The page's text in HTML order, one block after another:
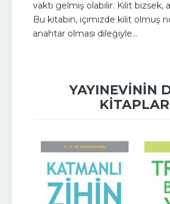
vakti gelmiş olabilir. Kilit bizsek,
Bu kitabın, içimizde kilit olmuş
anahtar olması dileğiyle…
YAYINEVININ